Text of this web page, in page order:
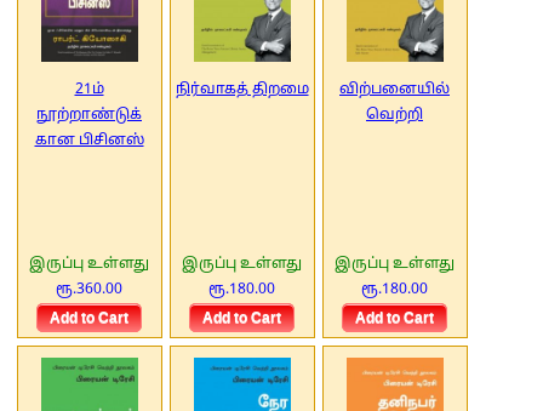
21ம்
நூற்றாண்டுக்
கான பிசினஸ்
இருப்பு உள்ளது
ரூ.360.00
நிர்வாகத் திறமை
இருப்பு உள்ளது
ரூ.180.00
விற்பனையில்
வெற்றி
இருப்பு உள்ளது
ரூ.180.00